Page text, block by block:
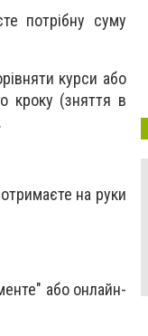
потрібну суму
курси або
кроку (зняття в
на руки
або онлайн-